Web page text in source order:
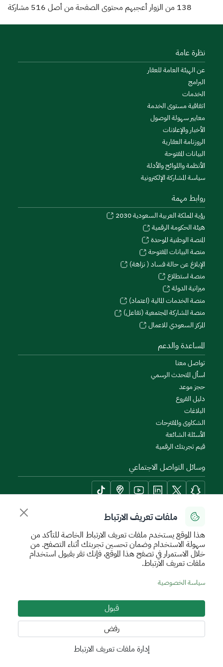
ملفات تعريف الارتباط
هذا الموقع يستخدم ملفات تعريف الارتباط الخاصة للتأكد من
سهولة الاستخدام وضمان تحسين تجربتك أثناء التصفح. من
خلال الاستمرار في تصفح هذا الموقع، فإنك تقر بقبول استخدام
ملفات تعريف الارتباط.
سياسة الخصوصية
قبول
رفض
إدارة ملفات تعريف الارتباط
138 من الزوار أعجبهم محتوى الصفحة من أصل 516 مشاركة
نظرة عامة
عن الهيئة العامة للعقار
البرامج
الخدمات
اتفاقية مستوى الخدمة
معايير سهولة الوصول
الأخبار والإعلانات
الروزنامة العقارية
البيانات المفتوحة
الأنظمة واللوائح والأدلة
سياسة المشاركة الإلكترونية
روابط مهمة
رؤية المملكة العربية السعودية 2030
هيئة الحكومة الرقمية
المنصة الوطنية الموحدة
منصة البيانات المفتوحة
الإبلاغ عن حالة فساد ( نزاهة)
منصة استطلاع
ميزانية الدولة
منصة الخدمات المالية (اعتماد)
منصة المشاركة المجتمعية (تفاعل)
المركز السعودي للاعمال
المساعدة والدعم
تواصل معنا
اسأل المتحدث الرسمي
حجز موعد
دليل الفروع
البلاغات
الشكاوى والمقترحات
الأسئلة الشائعة
قيم تجربتك الرقمية
وسائل التواصل الاجتماعي
أدوات الإتاحة وامكانية الوصول
سياسة الإستخدام الآمن
جميع الحقوق محفوظة للهيئة العامة للعقار © 2026
تم تطويره وتشغيله بواسطة الهيئة العامة للعقار